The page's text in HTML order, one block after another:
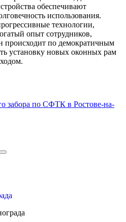
обеспечивают
использования.
технологии,
опыт сотрудников,
происходит по демократичным
установку новых оконных рам
забора по СФТК в Ростове-на-